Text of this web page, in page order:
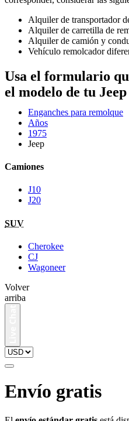
Alquiler de transportador
Alquiler de carretilla de
Alquiler de camión y
Vehículo remolcador
Usa el formulario
el modelo de tu
Enganches para remolque
Años
1975
Jeep
Camiones
J10
J20
SUV
Cherokee
CJ
Wagoneer
Volver
arriba
Envío gratis